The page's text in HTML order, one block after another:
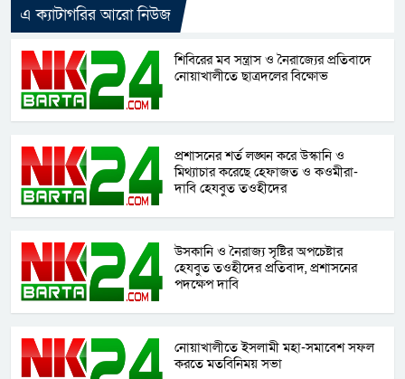
এ ক্যাটাগরির আরো নিউজ
শিবিরের মব সন্ত্রাস ও নৈরাজ্যের প্রতিবাদে
নোয়াখালীতে ছাত্রদলের বিক্ষোভ
প্রশাসনের শর্ত লঙ্ঘন করে উস্কানি ও
মিথ্যাচার করেছে হেফাজত ও কওমীরা-
দাবি হেযবুত তওহীদের
উসকানি ও নৈরাজ্য সৃষ্টির অপচেষ্টার
হেযবুত তওহীদের প্রতিবাদ, প্রশাসনের
পদক্ষেপ দাবি
নোয়াখালীতে ইসলামী মহা-সমাবেশ সফল
করতে মতবিনিময় সভা